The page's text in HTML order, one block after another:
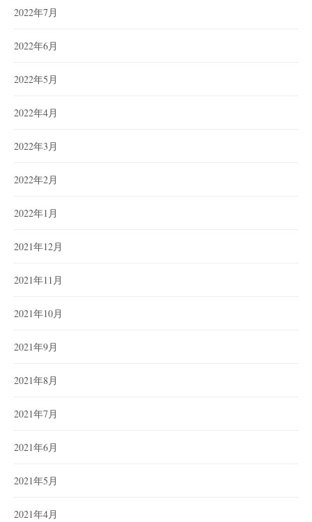
2022年7月
2022年6月
2022年5月
2022年4月
2022年3月
2022年2月
2022年1月
2021年12月
2021年11月
2021年10月
2021年9月
2021年8月
2021年7月
2021年6月
2021年5月
2021年4月